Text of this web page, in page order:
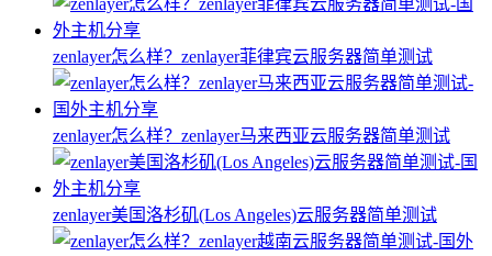
zenlayer怎么样？zenlayer菲律宾云服务器简单测试
zenlayer怎么样？zenlayer马来西亚云服务器简单测试
zenlayer美国洛杉矶(Los Angeles)云服务器简单测试